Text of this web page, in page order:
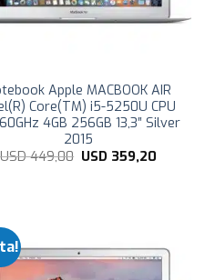
Apple MACBOOK AIR
Core(TM) i5-5250U CPU
4GB 256GB 13,3″ Silver
2015
USD449,00 El
USD 359,20